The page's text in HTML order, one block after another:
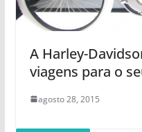
A Harley-
viagens para o
agosto 28, 2015